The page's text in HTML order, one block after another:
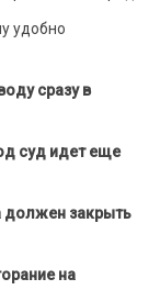
удобно
сразу в
суд идет еще
должен закрыть
на